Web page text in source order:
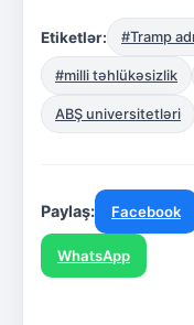
Etiketlər: #Tramp
#milli təhlükəsizlik
ABŞ universitetləri
Paylaş: Facebook
WhatsApp